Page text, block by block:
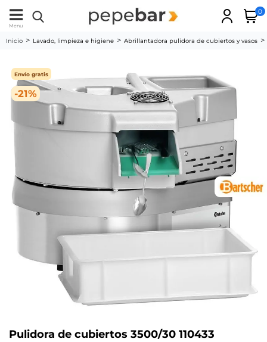
Menu
0
Inicio Lavado, limpieza e higiene Abrillantadora pulidora de cubiertos y vasos
-21%
Envío gratis
Pulidora de cubiertos 3500/30 110433